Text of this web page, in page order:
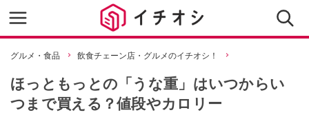
グルメ・食品 飲食チェーン店・グルメのイチオシ！
ほっともっとの「うな重」はいつからい
つまで買える？値段やカロリー